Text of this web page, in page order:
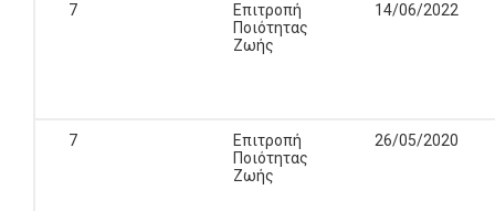
7
Επιτροπή
Ποιότητας
Ζωής
14/06/2022
7
Επιτροπή
Ποιότητας
Ζωής
26/05/2020